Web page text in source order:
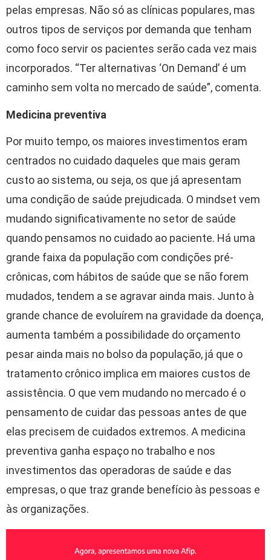
pelas empresas. Não só as clínicas populares, mas
outros tipos de serviços por demanda que tenham
como foco servir os pacientes serão cada vez mais
incorporados. “Ter alternativas ‘On Demand’ é um
caminho sem volta no mercado de saúde”, comenta.
Medicina preventiva
Por muito tempo, os maiores investimentos eram
centrados no cuidado daqueles que mais geram
custo ao sistema, ou seja, os que já apresentam
uma condição de saúde prejudicada. O mindset vem
mudando significativamente no setor de saúde
quando pensamos no cuidado ao paciente. Há uma
grande faixa da população com condições pré-
crônicas, com hábitos de saúde que se não forem
mudados, tendem a se agravar ainda mais. Junto à
grande chance de evoluírem na gravidade da doença,
aumenta também a possibilidade do orçamento
pesar ainda mais no bolso da população, já que o
tratamento crônico implica em maiores custos de
assistência. O que vem mudando no mercado é o
pensamento de cuidar das pessoas antes de que
elas precisem de cuidados extremos. A medicina
preventiva ganha espaço no trabalho e nos
investimentos das operadoras de saúde e das
empresas, o que traz grande benefício às pessoas e
às organizações.